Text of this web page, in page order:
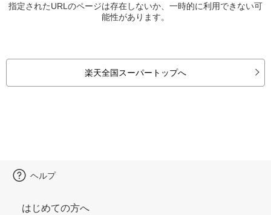
指定されたURLのページは存在しないか、一時的に利用できない可
能性があります。
楽天全国スーパートップへ
ヘルプ
はじめての方へ